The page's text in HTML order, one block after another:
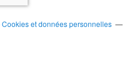
Cookies et données personnelles